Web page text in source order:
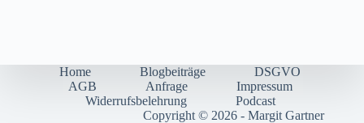
Home Blogbeiträge
DSGVO
AGB
Anfrage
Impressum
Widerrufsbelehrung
Podcast
Copyright © 2026 - Margit Gartner